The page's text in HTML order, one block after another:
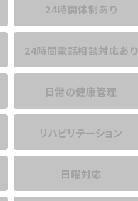
24時間体制あり
24時間電話相談対応あり
日常の健康管理
リハビリテーション
日曜対応